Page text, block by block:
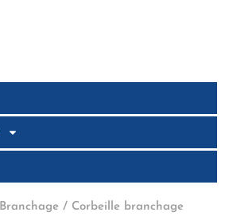
Branchage / Corbeille branchage